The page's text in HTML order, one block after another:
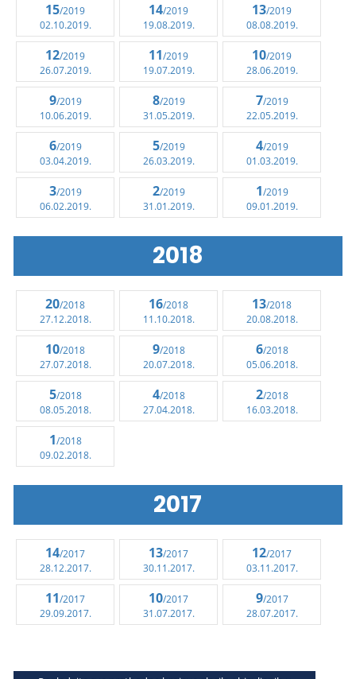
15/2019
02.10.2019.
14/2019
19.08.2019.
13/2019
08.08.2019.
12/2019
26.07.2019.
11/2019
19.07.2019.
10/2019
28.06.2019.
9/2019
10.06.2019.
8/2019
31.05.2019.
7/2019
22.05.2019.
6/2019
03.04.2019.
5/2019
26.03.2019.
4/2019
01.03.2019.
3/2019
06.02.2019.
2/2019
31.01.2019.
1/2019
09.01.2019.
2018
20/2018
27.12.2018.
16/2018
11.10.2018.
13/2018
20.08.2018.
10/2018
27.07.2018.
9/2018
20.07.2018.
6/2018
05.06.2018.
5/2018
08.05.2018.
4/2018
27.04.2018.
2/2018
16.03.2018.
1/2018
09.02.2018.
2017
14/2017
28.12.2017.
13/2017
30.11.2017.
12/2017
03.11.2017.
11/2017
29.09.2017.
10/2017
31.07.2017.
9/2017
28.07.2017.